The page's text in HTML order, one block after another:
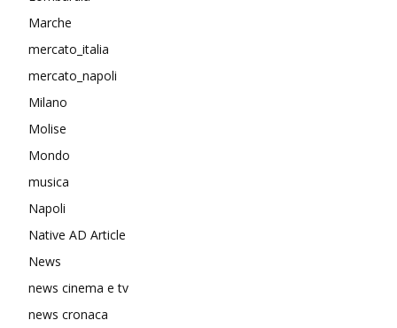
Marche
mercato_italia
mercato_napoli
Milano
Molise
Mondo
musica
Napoli
Native AD Article
News
news cinema e tv
news cronaca